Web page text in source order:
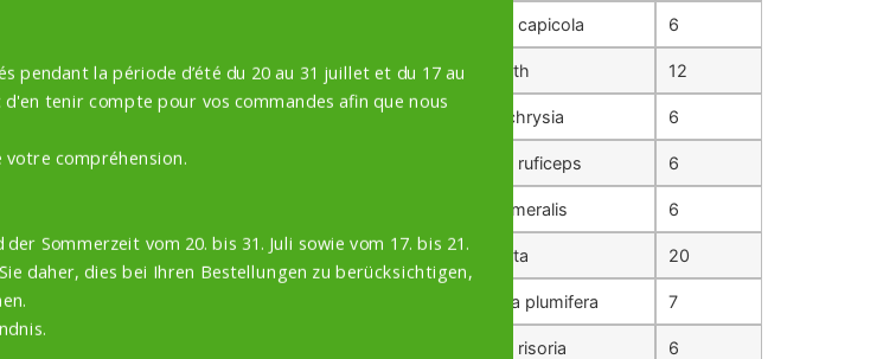
streptopelia capicola 6
ducula goliath 12
geotrygon chrysia 6
à tête rousse macropygia ruficeps 6
geopelia humeralis 6
Kroonduif goura cristata 20
versicolore petrophassa plumifera 7
streptopelia risoria 6
pendant la période d’été du 20 au 31 juillet et du 17 au
tenir compte pour vos commandes afin que nous
votre compréhension.
Sommerzeit vom 20. bis 31. Juli sowie vom 17. bis 21.
daher, dies bei Ihren Bestellungen zu berücksichtigen,